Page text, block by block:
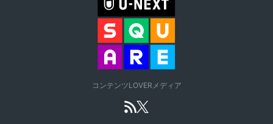
コンテンツLOVERメディア